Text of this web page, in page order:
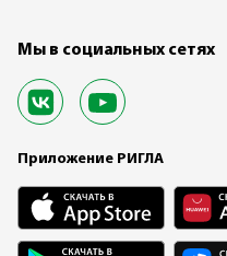
Мы в социальных сетях
Приложение РИГЛА